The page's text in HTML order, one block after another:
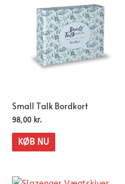
Small Talk Bordkort
98,00 kr.
KØB NU